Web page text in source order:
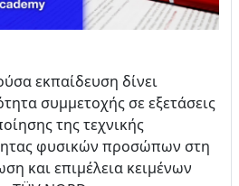
βίντεο
εκπαίδευση δίνει
συμμετοχής σε εξετάσεις
της τεχνικής
φυσικών προσώπων στη
και επιμέλεια κειμένων